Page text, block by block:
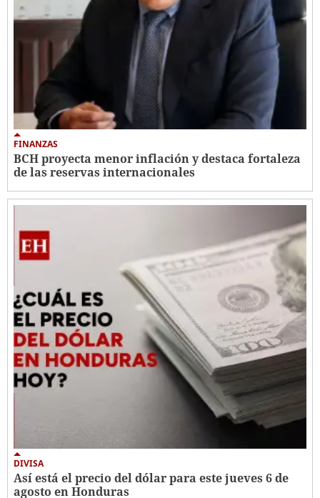
FINANZAS
BCH proyecta menor inflación y destaca fortaleza
de las reservas internacionales
DIVISA
Así está el precio del dólar para este jueves 6 de
agosto en Honduras